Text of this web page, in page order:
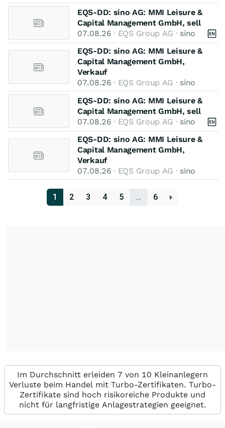
EQS-DD: sino AG: MMI Leisure &
Capital Management GmbH, sell
07.08.26 · EQS Group AG · sino
EQS-DD: sino AG: MMI Leisure &
Capital Management GmbH,
Verkauf
07.08.26 · EQS Group AG · sino
EQS-DD: sino AG: MMI Leisure &
Capital Management GmbH, sell
07.08.26 · EQS Group AG · sino
EQS-DD: sino AG: MMI Leisure &
Capital Management GmbH,
Verkauf
07.08.26 · EQS Group AG · sino
1 2 3 4 5 … 6
Im Durchschnitt erleiden 7 von 10 Kleinanlegern
Verluste beim Handel mit Turbo-Zertifikaten. Turbo-
Zertifikate sind hoch risikoreiche Produkte und
nicht für langfristige Anlagestrategien geeignet.